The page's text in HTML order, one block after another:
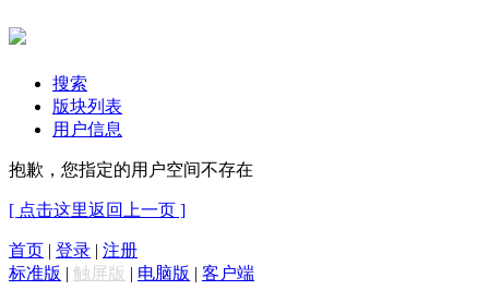
搜索
版块列表
用户信息
抱歉，您指定的用户空间不存在
[ 点击这里返回上一页 ]
首页 | 登录 | 注册
标准版 | 触屏版 | 电脑版 | 客户端